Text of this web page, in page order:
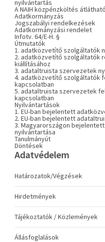
nyilvántartás
A NAIH közpénzköltés
Adatkormányzás
Jogszabályi rendelkezések
Adatkormányzási rendelet
Infotv. 64/E-H. §
Útmutatók
1. adatközvetítő szolgáltatók
2. adatközvetítő szolgáltatók
kiállításához
3. adataltruista szervezetek
4. adatközvetítő szolgáltatók
kapcsolatban
5. adataltruista szervezetek
kapcsolatban
Nyilvántartások
1. EU-ban bejelentett
2. EU-ban bejelentett
3. Magyarországon
nyilvántartása
Tanulmányút
Döntések
Adatvédelem
Határozatok/Végzések
Hirdetmények
Tájékoztatók / Közlemények
Állásfoglalások